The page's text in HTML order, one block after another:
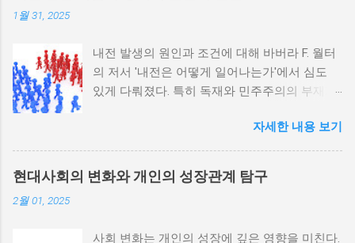
1월 31, 2025
내전 발생의 원인과 조건에 대해 바버라 F. 월터
의 저서 '내전은 어떻게 일어나는가'에서 심도
있게 다뤄졌다. 특히 독재와 민주주의의 부재가
정치적 파벌화와 경제·군사 체제의 불안정성이
내전의 촉매제가 된다는 사실은 우리에게 중요
한 교훈을 준다. 정치적 불안정성과 내전 발발
위험 정치적 불안정성은 내전 발발의 핵심 요인
자세한 내용 보기
현대사회의 변화와 개인의 성장관계 탐구
2월 01, 2025
사회 변화는 개인의 성장에 깊은 영향을 미친다.